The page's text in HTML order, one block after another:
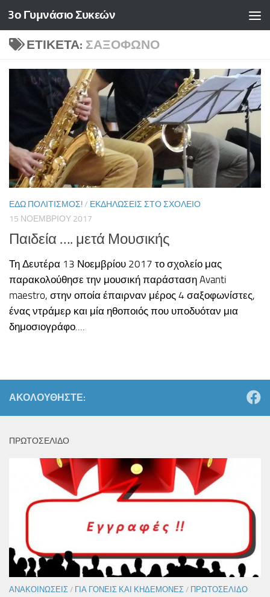
Skip to content
3ο Γυμνάσιο Συκεών
ΕΤΙΚΈΤΑ: ΣΑΞΌΦΩΝΟ
ΕΔΏ ΠΟΛΙΤΙΣΜΌΣ!/ ΕΚΔΗΛΏΣΕΙΣ ΣΤΟ ΣΧΟΛΕΊΟ
15 ΝΟΕΜΒΡΊΟΥ 2017
Παιδεία …. μετά Μουσικής
Τη Δευτέρα 13 Νοεμβρίου 2017 το σχολείο μας
παρακολούθησε την μουσική παράσταση Avanti
maestro, στην οποία έπαιρναν μέρος 4 σαξοφωνίστες,
ένας ντράμερ και μία ηθοποιός που υποδυόταν μια
δημοσιογράφο....
ΑΚΟΛΟΥΘΉΣΤΕ:
ΠΡΩΤΟΣΕΛΙΔΟ
ΑΝΑΚΟΙΝΏΣΕΙΣ / ΓΙΑ ΓΟΝΕΊΣ ΚΑΙ ΚΗΔΕΜΌΝΕΣ / ΠΡΩΤΟΣΈΛΙΔΟ